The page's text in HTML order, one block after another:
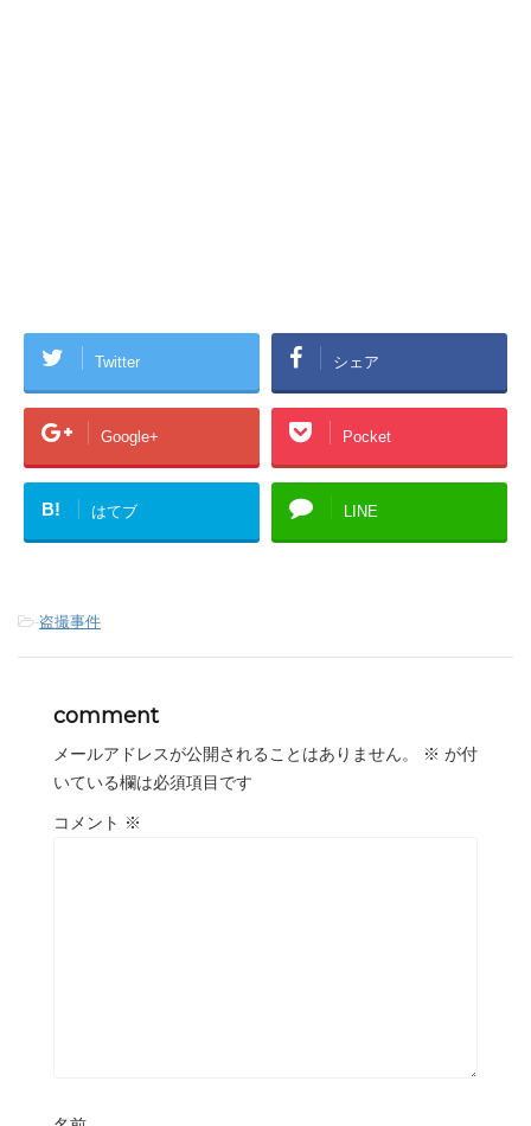
Twitter シェア
Google+ Pocket
B! はてブ LINE
-盗撮事件
comment
メールアドレスが公開されることはありません。 ※ が付
いている欄は必須項目です
コメント ※